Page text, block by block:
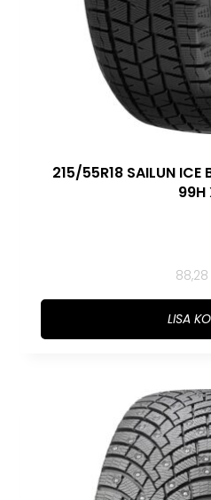
215/55R18 SAILUN ICE
99H
88,28
LISA